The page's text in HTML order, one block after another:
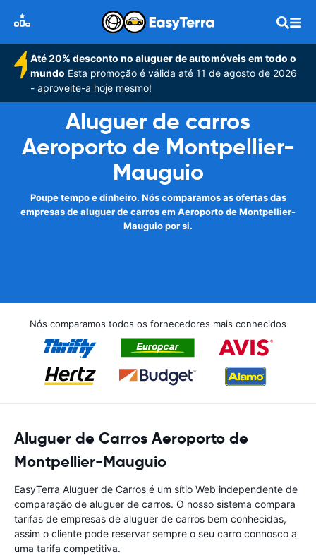
Até 20% desconto no aluguer de automóveis em todo o
mundo Esta promoção é válida até 11 de agosto de 2026
- aproveite-a hoje mesmo!
Aluguer de carros
Aeroporto de Montpellier-
Mauguio
Poupe tempo e dinheiro. Nós comparamos as ofertas das
empresas de aluguer de carros em Aeroporto de Montpellier-
Mauguio por si.
Nós comparamos todos os fornecedores mais conhecidos
Aluguer de Carros Aeroporto de
Montpellier-Mauguio
EasyTerra Aluguer de Carros é um sítio Web independente de
comparação de aluguer de carros. O nosso sistema compara
tarifas de empresas de aluguer de carros bem conhecidas,
assim o cliente pode reservar sempre o seu carro connosco a
uma tarifa competitiva.